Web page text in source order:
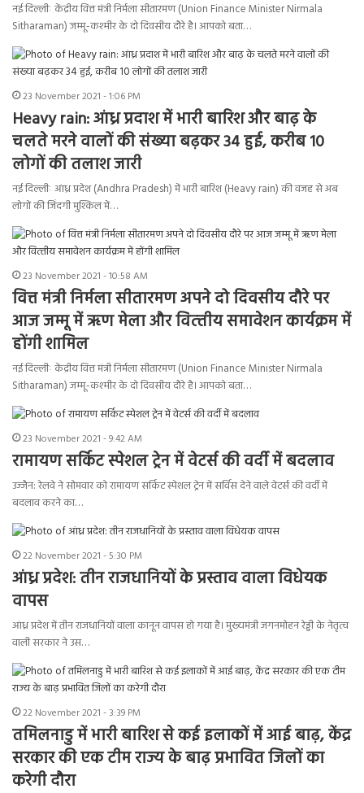
नई दिल्लीः केंद्रीय वित्त मंत्री निर्मला सीतारमण (Union Finance Minister Nirmala
Sitharaman) जम्मू-कश्मीर के दो दिवसीय दौरे है। आपको बता…
23 November 2021 - 1:06 PM
Heavy rain: आंध्र प्रदाश में भारी बारिश और बाढ़ के
चलते मरने वालों की संख्या बढ़कर 34 हुई, करीब 10
लोगों की तलाश जारी
नई दिल्लीः आंध्र प्रदेश (Andhra Pradesh) में भारी बारिश (Heavy rain) की वजह से अब
लोगों की जिंदगी मुश्किल में…
23 November 2021 - 10:58 AM
वित्त मंत्री निर्मला सीतारमण अपने दो दिवसीय दौरे पर
आज जम्मू में ऋण मेला और वित्‍तीय समावेशन कार्यक्रम में
होंगी शामिल
नई दिल्लीः केंद्रीय वित्त मंत्री निर्मला सीतारमण (Union Finance Minister Nirmala
Sitharaman) जम्मू-कश्मीर के दो दिवसीय दौरे है। आपको बता…
23 November 2021 - 9:42 AM
रामायण सर्किट स्पेशल ट्रेन में वेटर्स की वर्दी में बदलाव
उज्जैन: रेलवे ने सोमवार को रामायण सर्किट स्पेशल ट्रेन में सर्विस देने वाले वेटर्स की वर्दी में
बदलाव करने का…
22 November 2021 - 5:30 PM
आंध्र प्रदेश: तीन राजधानियों के प्रस्ताव वाला विधेयक
वापस
आंध्र प्रदेश में तीन राजधानियों वाला कानून वापस हो गया है। मुख्यमंत्री जगनमोहन रेड्डी के नेतृत्व
वाली सरकार ने उस…
22 November 2021 - 3:39 PM
तमिलनाडु में भारी बारिश से कई इलाकों में आई बाढ़, केंद्र
सरकार की एक टीम राज्य के बाढ़ प्रभावित जिलों का
करेगी दौरा